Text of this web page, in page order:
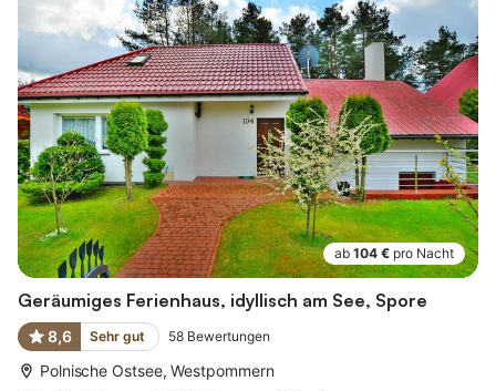
ab 104 € pro Nacht
Geräumiges Ferienhaus, idyllisch am See, Spore
8,6 Sehr gut 58 Bewertungen
Polnische Ostsee, Westpommern